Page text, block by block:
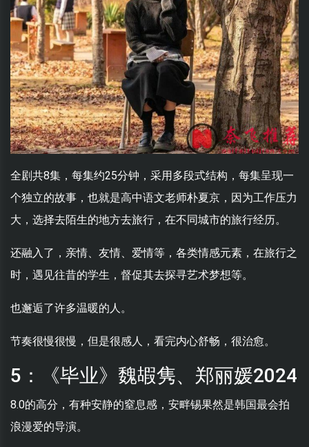
全剧共8集，每集约25分钟，采用多段式结构，每集呈现一
个独立的故事，也就是高中语文老师朴夏京，因为工作压力
大，选择去陌生的地方去旅行，在不同城市的旅行经历。
还融入了，亲情、友情、爱情等，各类情感元素，在旅行之
时，遇见往昔的学生，督促其去探寻艺术梦想等。
也邂逅了许多温暖的人。
节奏很慢很慢，但是很感人，看完内心舒畅，很治愈。
5：《毕业》魏嘏隽、郑丽媛2024
8.0的高分，有种安静的窒息感，安畔锡果然是韩国最会拍
浪漫爱的导演。